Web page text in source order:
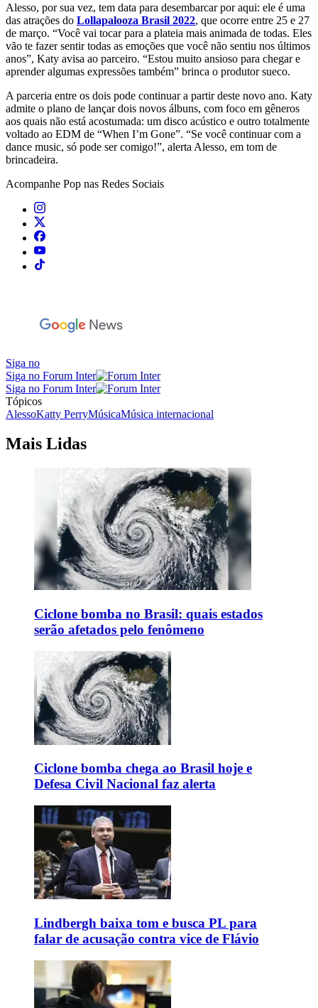
Alesso, por sua vez, tem data para desembarcar por aqui: ele é uma
das atrações do Lollapalooza Brasil 2022, que ocorre entre 25 e 27
de março. “Você vai tocar para a plateia mais animada de todas. Eles
vão te fazer sentir todas as emoções que você não sentiu nos últimos
anos”, Katy avisa ao parceiro. “Estou muito ansioso para chegar e
aprender algumas expressões também” brinca o produtor sueco.
A parceria entre os dois pode continuar a partir deste novo ano. Katy
admite o plano de lançar dois novos álbuns, com foco em gêneros
aos quais não está acostumada: um disco acústico e outro totalmente
voltado ao EDM de “When I’m Gone”. “Se você continuar com a
dance music, só pode ser comigo!”, alerta Alesso, em tom de
brincadeira.
Acompanhe Pop nas Redes Sociais
Siga no
Siga no Forum Inter
Siga no Forum Inter
Tópicos
AlessoKatty PerryMúsicaMúsica internacional
Mais Lidas
Ciclone bomba no Brasil: quais estados
serão afetados pelo fenômeno
Ciclone bomba chega ao Brasil hoje e
Defesa Civil Nacional faz alerta
Lindbergh baixa tom e busca PL para
falar de acusação contra vice de Flávio